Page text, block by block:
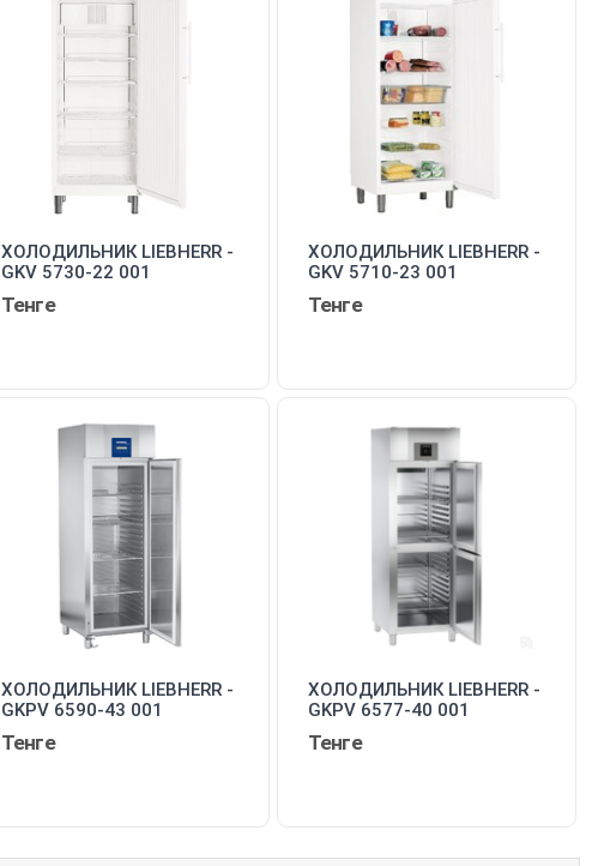
ХОЛОДИЛЬНИК LIEBHERR -
GKV 5730-22 001
Тенге
ХОЛОДИЛЬНИК LIEBHERR -
GKV 5710-23 001
Тенге
ХОЛОДИЛЬНИК LIEBHERR -
GKPV 6590-43 001
Тенге
ХОЛОДИЛЬНИК LIEBHERR -
GKPV 6577-40 001
Тенге